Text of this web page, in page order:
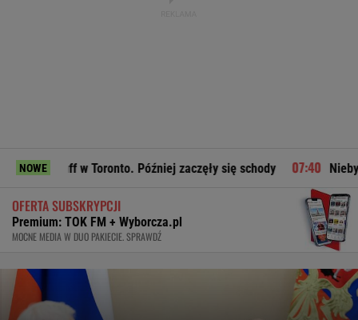
NOWE
w Toronto. Później zaczęły się schody Niebywałe, co
OFERTA SUBSKRYPCJI
Premium: TOK FM + Wyborcza.pl
MOCNE MEDIA W DUO PAKIECIE. SPRAWDŹ